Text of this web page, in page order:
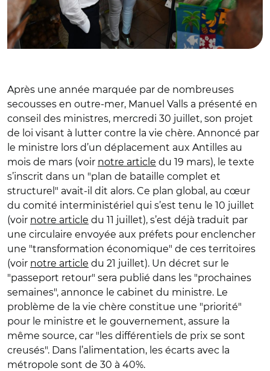
Après une année marquée par de nombreuses
secousses en outre-mer, Manuel Valls a présenté en
conseil des ministres, mercredi 30 juillet, son projet
de loi visant à lutter contre la vie chère. Annoncé par
le ministre lors d’un déplacement aux Antilles au
mois de mars (voir notre article du 19 mars), le texte
s’inscrit dans un "plan de bataille complet et
structurel" avait-il dit alors. Ce plan global, au cœur
du comité interministériel qui s’est tenu le 10 juillet
(voir notre article du 11 juillet), s’est déjà traduit par
une circulaire envoyée aux préfets pour enclencher
une "transformation économique" de ces territoires
(voir notre article du 21 juillet). Un décret sur le
"passeport retour" sera publié dans les "prochaines
semaines", annonce le cabinet du ministre. Le
problème de la vie chère constitue une "priorité"
pour le ministre et le gouvernement, assure la
même source, car "les différentiels de prix se sont
creusés". Dans l’alimentation, les écarts avec la
métropole sont de 30 à 40%.